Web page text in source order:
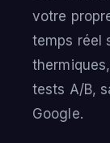
votre
temps réel
tests A/B,
Google.